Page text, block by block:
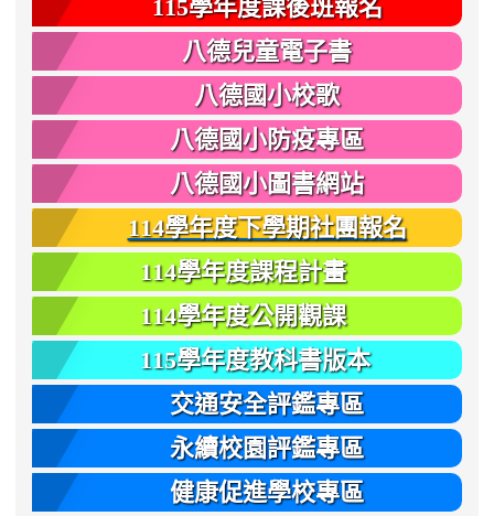
115學年度課後班報名
八德兒童電子書
八德國小校歌
八德國小防疫專區
八德國小圖書網站
114學年度下學期社團報名
114學年度課程計畫
114學年度公開觀課
115學年度教科書版本
交通安全評鑑專區
永續校園評鑑專區
健康促進學校專區